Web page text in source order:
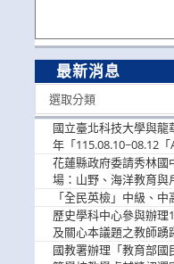
最新消息
選取分類
國立臺北科技大學與龍
年「115.08.10~08.12
歡迎學生踴躍報名參加
花蓮縣政府委請秀林國
場：山野、海洋教育與
參加
「全民英檢」中級、
歷史學科中心參與辦理
及關心本議題之教師踴
國教署辦理「教育部國